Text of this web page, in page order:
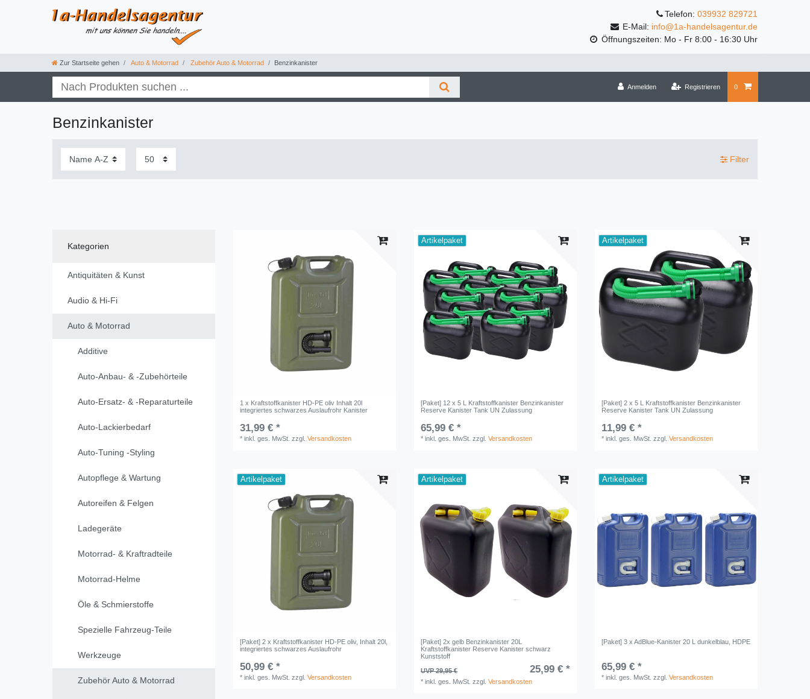
Telefon: 039932 829721
E-Mail: info@1a-handelsagentur.de
Öffnungszeiten: Mo - Fr 8:00 - 16:30 Uhr
Zur Startseite gehen Auto & Motorrad Zubehör Auto & Motorrad Benzinkanister
Anmelden Registrieren 0
Benzinkanister
Filter
Kategorien
Antiquitäten & Kunst
Audio & Hi-Fi
Auto & Motorrad
Additive
Auto-Anbau- & -Zubehörteile
Auto-Ersatz- & -Reparaturteile
Auto-Lackierbedarf
Auto-Tuning -Styling
Autopflege & Wartung
Autoreifen & Felgen
Ladegeräte
Motorrad- & Kraftradteile
Motorrad-Helme
Öle & Schmierstoffe
Spezielle Fahrzeug-Teile
Werkzeuge
Zubehör Auto & Motorrad
1 x Kraftstoffkanister HD-PE oliv Inhalt 20l
integriertes schwarzes Auslaufrohr Kanister
31,99 € *
*inkl. ges. MwSt. zzgl.Versandkosten
Artikelpaket
[Paket] 12 x 5 L Kraftstoffkanister Benzinkanister
Reserve Kanister Tank UN Zulassung
65,99 € *
*inkl. ges. MwSt. zzgl.Versandkosten
Artikelpaket
[Paket] 2 x 5 L Kraftstoffkanister Benzinkanister
Reserve Kanister Tank UN Zulassung
11,99 € *
*inkl. ges. MwSt. zzgl.Versandkosten
Artikelpaket
[Paket] 2 x Kraftstoffkanister HD-PE oliv, Inhalt 20l,
integriertes schwarzes Auslaufrohr
50,99 € *
*inkl. ges. MwSt. zzgl.Versandkosten
Artikelpaket
[Paket] 2x gelb Benzinkanister 20L
Kraftstoffkanister Reserve Kanister schwarz
Kunststoff
UVP 29,95 €
25,99 € *
*inkl. ges. MwSt. zzgl.Versandkosten
Artikelpaket
[Paket] 3 x AdBlue-Kanister 20 L dunkelblau, HDPE
65,99 € *
*inkl. ges. MwSt. zzgl.Versandkosten